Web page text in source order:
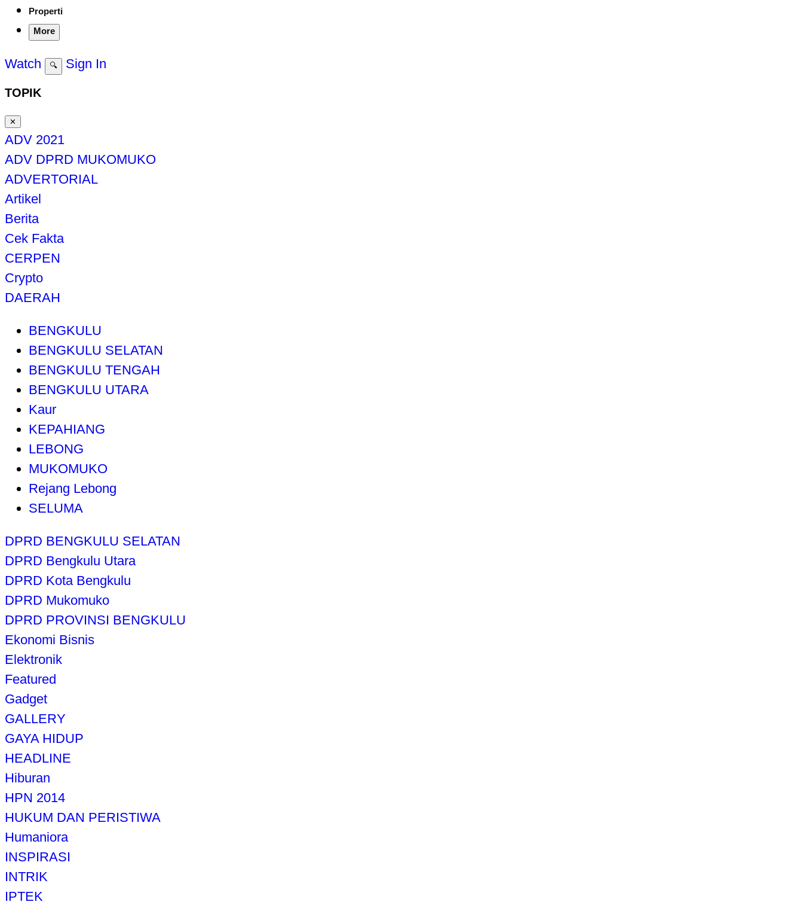
Properti
More
Watch 🔍 Sign In
TOPIK
✕
ADV 2021
ADV DPRD MUKOMUKO
ADVERTORIAL
Artikel
Berita
Cek Fakta
CERPEN
Crypto
DAERAH
BENGKULU
BENGKULU SELATAN
BENGKULU TENGAH
BENGKULU UTARA
Kaur
KEPAHIANG
LEBONG
MUKOMUKO
Rejang Lebong
SELUMA
DPRD BENGKULU SELATAN
DPRD Bengkulu Utara
DPRD Kota Bengkulu
DPRD Mukomuko
DPRD PROVINSI BENGKULU
Ekonomi Bisnis
Elektronik
Featured
Gadget
GALLERY
GAYA HIDUP
HEADLINE
Hiburan
HPN 2014
HUKUM DAN PERISTIWA
Humaniora
INSPIRASI
INTRIK
IPTEK